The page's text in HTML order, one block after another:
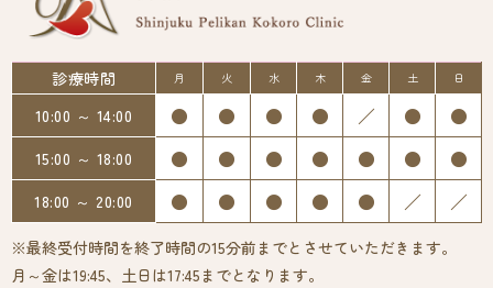
診療時間 月 火 水 木 金 土 日
10:00 ～ 14:00 ● ● ● ● ／ ● ●
15:00 ～ 18:00 ● ● ● ● ● ● ●
18:00 ～ 20:00 ● ● ● ● ● ／ ／
※最終受付時間を終了時間の15分前までとさせていただきます。
月～金は19:45、土日は17:45までとなります。